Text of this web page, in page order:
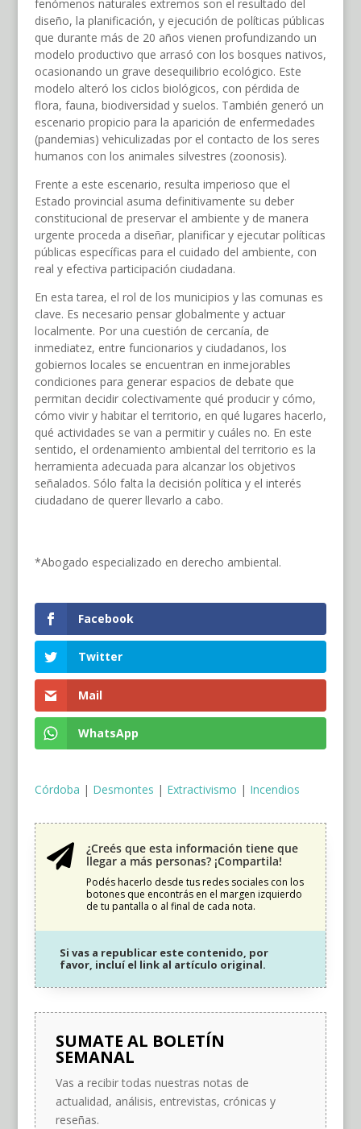
fenómenos naturales extremos son el resultado del
diseño, la planificación, y ejecución de políticas públicas
que durante más de 20 años vienen profundizando un
modelo productivo que arrasó con los bosques nativos,
ocasionando un grave desequilibrio ecológico. Este
modelo alteró los ciclos biológicos, con pérdida de
flora, fauna, biodiversidad y suelos. También generó un
escenario propicio para la aparición de enfermedades
(pandemias) vehiculizadas por el contacto de los seres
humanos con los animales silvestres (zoonosis).
Frente a este escenario, resulta imperioso que el
Estado provincial asuma definitivamente su deber
constitucional de preservar el ambiente y de manera
urgente proceda a diseñar, planificar y ejecutar políticas
públicas específicas para el cuidado del ambiente, con
real y efectiva participación ciudadana.
En esta tarea, el rol de los municipios y las comunas es
clave. Es necesario pensar globalmente y actuar
localmente. Por una cuestión de cercanía, de
inmediatez, entre funcionarios y ciudadanos, los
gobiernos locales se encuentran en inmejorables
condiciones para generar espacios de debate que
permitan decidir colectivamente qué producir y cómo,
cómo vivir y habitar el territorio, en qué lugares hacerlo,
qué actividades se van a permitir y cuáles no. En este
sentido, el ordenamiento ambiental del territorio es la
herramienta adecuada para alcanzar los objetivos
señalados. Sólo falta la decisión política y el interés
ciudadano de querer llevarlo a cabo.
*Abogado especializado en derecho ambiental.
Facebook
Twitter
Mail
WhatsApp
Córdoba | Desmontes | Extractivismo | Incendios

¿Creés que esta información tiene que
llegar a más personas? ¡Compartila!
Podés hacerlo desde tus redes sociales con los
botones que encontrás en el margen izquierdo
de tu pantalla o al final de cada nota.
Si vas a republicar este contenido, por
favor, incluí el link al artículo original.
SUMATE AL BOLETÍN
SEMANAL
Vas a recibir todas nuestras notas de
actualidad, análisis, entrevistas, crónicas y
reseñas.